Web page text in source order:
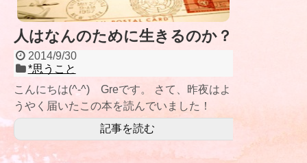
人はなんのために生きるのか？
2014/9/30
*思うこと
こんにちは(^-^) Greです。 さて、昨夜はよ
うやく届いたこの本を読んでいました！
「宇宙兄弟２４巻」(^-^)
記事を読む